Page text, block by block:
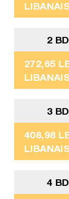
2
272,65
3
408,98
4